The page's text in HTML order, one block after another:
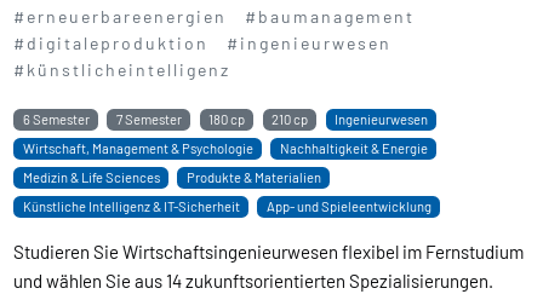
#erneuerbareenergien
#baumanagement
#digitaleproduktion
#ingenieurwesen
#künstlicheintelligenz
6 Semester 7 Semester 180 cp 210 cp
Ingenieurwesen
Wirtschaft, Management & Psychologie
Nachhaltigkeit & Energie
Medizin & Life Sciences
Produkte & Materialien
Künstliche Intelligenz & IT-Sicherheit
App- und Spieleentwicklung
Studieren Sie Wirtschaftsingenieurwesen flexibel im Fernstudium
und wählen Sie aus 14 zukunftsorientierten Spezialisierungen.